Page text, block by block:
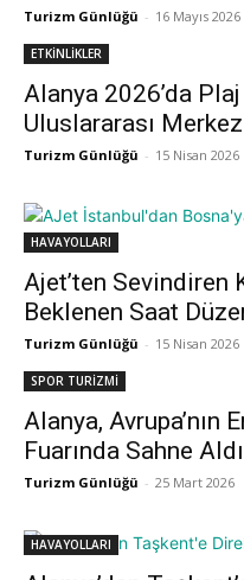
Turizm Günlüğü - 16 Mayıs 2026
ETKİNLİKLER
Alanya 2026’da
Uluslararası
Turizm Günlüğü - 15 Nisan 2026
HAVAYOLLARI
Ajet’ten Sevindiren
Beklenen Saat
Turizm Günlüğü - 15 Nisan 2026
SPOR TURİZMİ
Alanya, Avrupa’nın
Fuarında Sahne Aldı
Turizm Günlüğü - 25 Mart 2026
HAVAYOLLARI